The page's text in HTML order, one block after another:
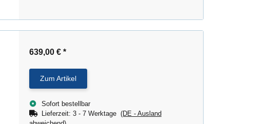
639,00 € *
Zum Artikel
Sofort bestellbar
Lieferzeit: 3 - 7 Werktage (DE - Ausland